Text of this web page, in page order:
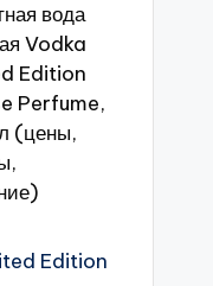
вода
Vodka
Edition
Perfume,
(цены,
Edition